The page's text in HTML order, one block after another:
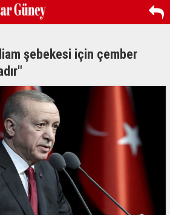
şebekesi için çember